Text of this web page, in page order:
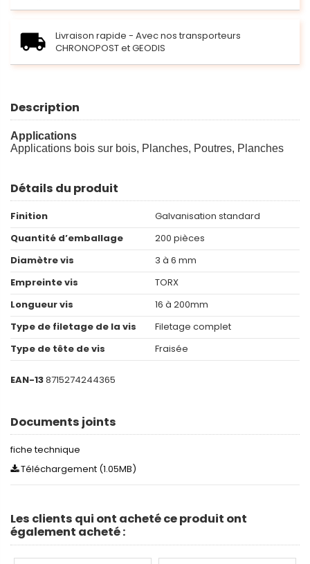
Livraison rapide - Avec nos transporteurs
CHRONOPOST et GEODIS
Description
Applications
Applications bois sur bois, Planches, Poutres, Planches
Détails du produit
Finition
Galvanisation standard
Quantité d’emballage
200 pièces
Diamètre vis
3 à 6 mm
Empreinte vis
TORX
Longueur vis
16 à 200mm
Type de filetage de la vis
Filetage complet
Type de tête de vis
Fraisée
EAN-138715274244365
Documents joints
fiche technique
Téléchargement (1.05MB)
Les clients qui ont acheté ce produit ont
également acheté :